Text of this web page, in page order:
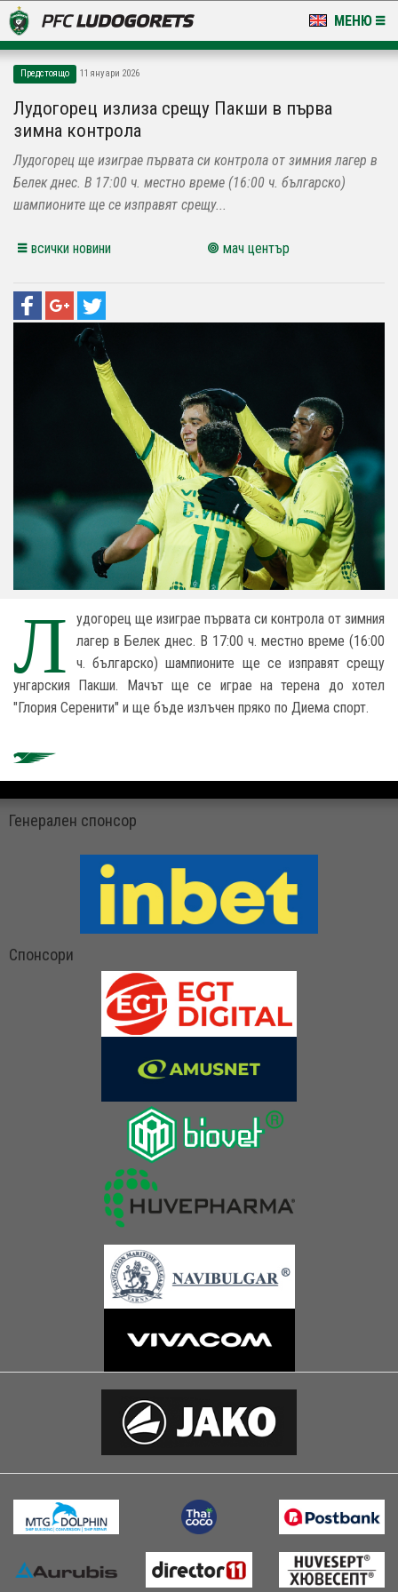
МЕНЮ
LUDOGORETS TV
НА ТЕРЕНА
СТАДИОН & БАЗИ
Предстоящо 11 януари 2026
Лудогорец излиза срещу Пакши в първа
зимна контрола
Лудогорец ще изиграе първата си контрола от зимния лагер в
Белек днес. В 17:00 ч. местно време (16:00 ч. българско)
шампионите ще се изправят срещу...
всички новини мач център
Л
удогорец ще изиграе първата си контрола от зимния
лагер в Белек днес. В 17:00 ч. местно време (16:00
ч. българско)шампионите ще се изправят срещу
унгарския
Пакши. Мачът ще се играе на терена до хотел
"Глория Серенити" и ще бъде излъчен пряко по Диема спорт.
Генерален спонсор
Спонсори